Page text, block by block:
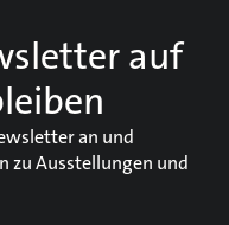
auf
an und
zu Ausstellungen und